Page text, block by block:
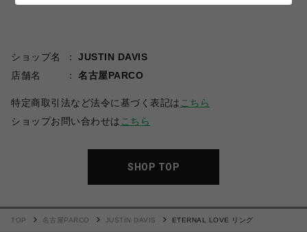
ショップ名
JUSTIN DAVIS
店舗名
名古屋PARCO
特定商取引法など法令に基づく表記は こちら
ショップお問い合わせは こちら
SHOP TOP
TOP 名古屋PARCO JUSTIN DAVIS ETERNAL LOVE リング